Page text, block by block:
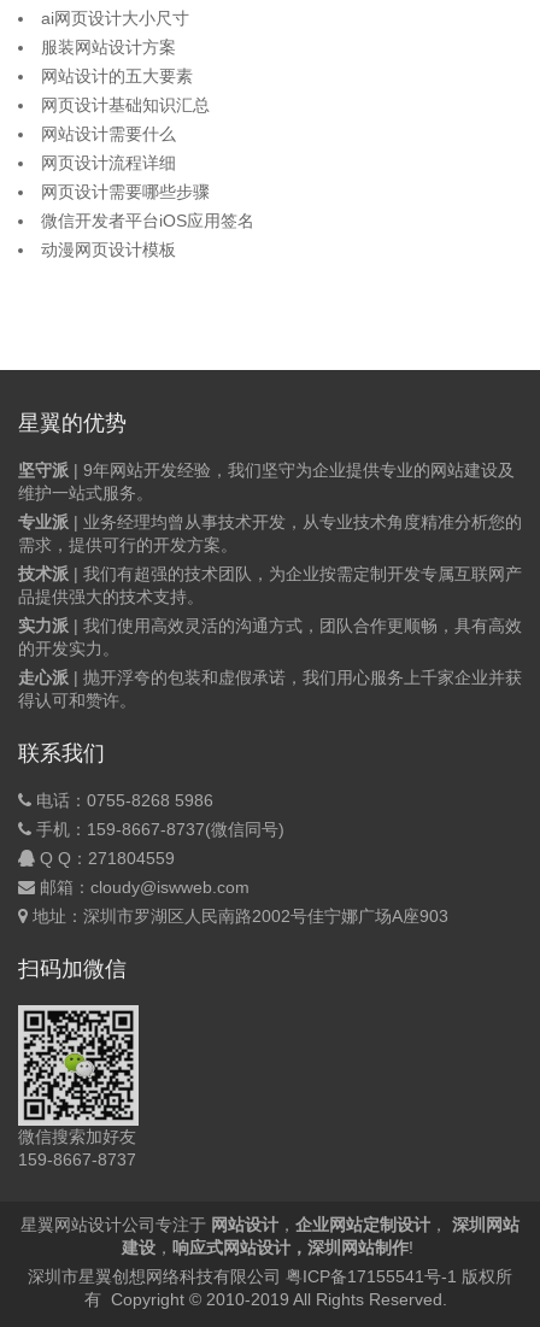
ai网页设计大小尺寸
服装网站设计方案
网站设计的五大要素
网页设计基础知识汇总
网站设计需要什么
网页设计流程详细
网页设计需要哪些步骤
微信开发者平台iOS应用签名
动漫网页设计模板
星翼的优势
坚守派 | 9年网站开发经验，我们坚守为企业提供专业的网站建设及
维护一站式服务。
专业派 | 业务经理均曾从事技术开发，从专业技术角度精准分析您的
需求，提供可行的开发方案。
技术派 | 我们有超强的技术团队，为企业按需定制开发专属互联网产
品提供强大的技术支持。
实力派 | 我们使用高效灵活的沟通方式，团队合作更顺畅，具有高效
的开发实力。
走心派 | 抛开浮夸的包装和虚假承诺，我们用心服务上千家企业并获
得认可和赞许。
联系我们
电话：0755-8268 5986
手机：159-8667-8737(微信同号)
Q Q： 271804559
邮箱：cloudy@iswweb.com
地址：深圳市罗湖区人民南路2002号佳宁娜广场A座903
扫码加微信
微信搜索加好友
159-8667-8737
星翼网站设计公司专注于 网站设计 ， 企业网站定制设计 ，
深圳网站
建设 ， 响应式网站设计 ， 深圳网站制作!
深圳市星翼创想网络科技有限公司 粤ICP备17155541号-1 版权所
有 Copyright © 2010-2019 All Rights Reserved.